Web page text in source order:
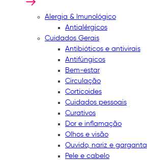
Alergia & Imunológico
Antialérgicos
Cuidados Gerais
Antibióticos e antivirais
Antifúngicos
Bem-estar
Circulação
Corticoides
Cuidados pessoais
Curativos
Dor e inflamação
Olhos e visão
Ouvido, nariz e garganta
Pele e cabelo